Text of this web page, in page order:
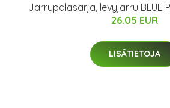
Jarrupalasarja, levyjarru BLUE
26.05 EUR
LISÄTIETOJA